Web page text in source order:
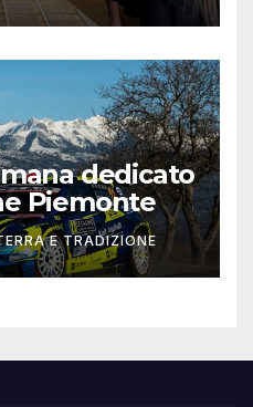
dedicato
Piemonte
E TRADIZIONE